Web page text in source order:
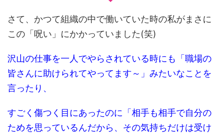
さて、かつて組織の中で働いていた時の私がまさに
この「呪い」にかかっていました(笑)
沢山の仕事を一人でやらされている時にも「職場の
皆さんに助けられてやってます～」みたいなことを
言ったり、
すごく傷つく目にあったのに「相手も相手で自分の
ためを思っているんだから、その気持ちだけは受け